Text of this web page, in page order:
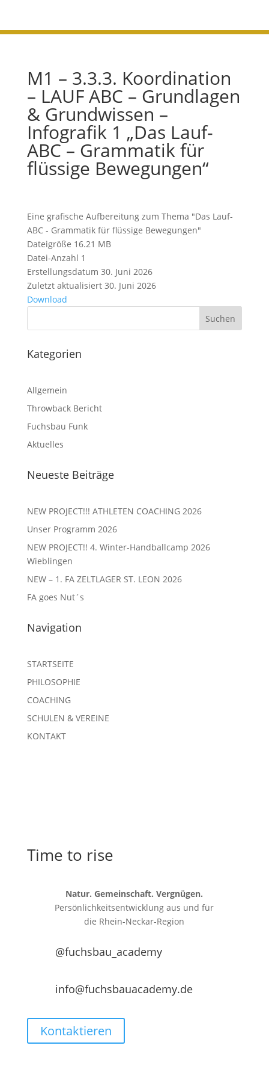
M1 – 3.3.3. Koordination
– LAUF ABC – Grundlagen
& Grundwissen –
Infografik 1 „Das Lauf-
ABC – Grammatik für
flüssige Bewegungen“
Eine grafische Aufbereitung zum Thema "Das Lauf-
ABC - Grammatik für flüssige Bewegungen"
Dateigröße 16.21 MB
Datei-Anzahl 1
Erstellungsdatum 30. Juni 2026
Zuletzt aktualisiert 30. Juni 2026
Download
Kategorien
Allgemein
Throwback Bericht
Fuchsbau Funk
Aktuelles
Neueste Beiträge
NEW PROJECT!!! ATHLETEN COACHING 2026
Unser Programm 2026
NEW PROJECT!! 4. Winter-Handballcamp 2026
Wieblingen
NEW – 1. FA ZELTLAGER ST. LEON 2026
FA goes Nut´s
Navigation
STARTSEITE
PHILOSOPHIE
COACHING
SCHULEN & VEREINE
KONTAKT
Time to rise
Natur. Gemeinschaft. Vergnügen.
Persönlichkeitsentwicklung aus und für
die Rhein-Neckar-Region
@fuchsbau_academy
info@fuchsbauacademy.de
Kontaktieren